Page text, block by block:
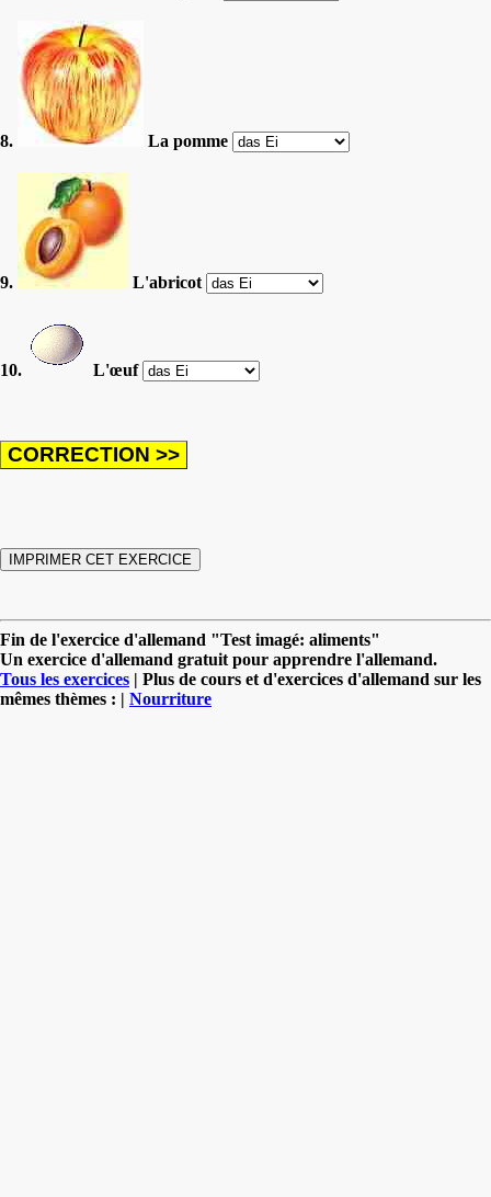
8. La pomme
9. L'abricot
10. L'œuf
Fin de l'exercice d'allemand "Test imagé: aliments"
Un exercice d'allemand gratuit pour apprendre l'allemand.
Tous les exercices | Plus de cours et d'exercices d'allemand sur les
mêmes thèmes : | Nourriture